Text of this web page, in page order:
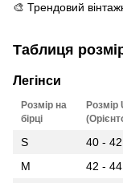
🎨 Трендовий
Таблиця
Легінси
Розмір на
бірці
Розмір
S 40 -
M
42 -